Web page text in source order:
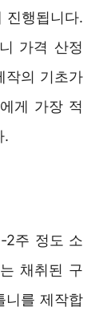
진행됩니다.
가격 산정
작의 기초가
게 가장 적
.
2주 정도 소
채취된 구
니를 제작합